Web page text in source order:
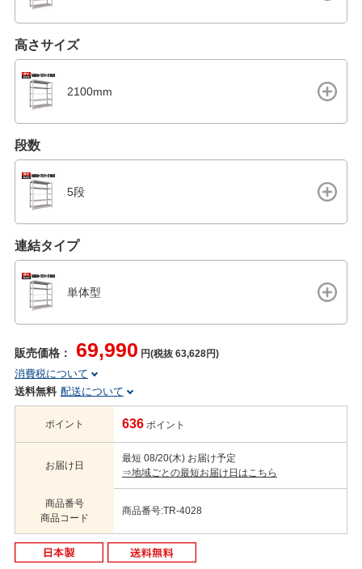
高さサイズ
2100mm
段数
5段
連結タイプ
単体型
販売価格： 69,990 円(税抜 63,628円)
消費税について
送料無料 配送について
ポイント 636 ポイント
お届け日
最短 08/20(木) お届け予定
⇒地域ごとの最短お届け日はこちら
商品番号
商品コード
商品番号:TR-4028